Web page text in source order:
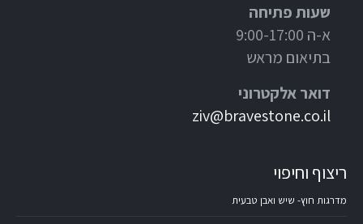
שעות פתיחה
א-ה 9:00-17:00
בתיאום מראש
דואר אלקטרוני
ziv@bravestone.co.il
ריצוף וחיפוי
מדרגות חוץ- שיש ואבן טבעית